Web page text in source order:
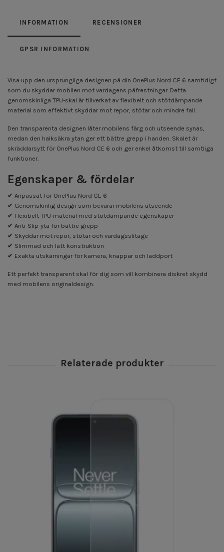
INFORMATION RECENSIONER
GPSR INFORMATION
Visa upp den ursprungliga designen på din OnePlus Nord CE 6 samtidigt
som du skyddar mobilen mot vardagens påfrestningar. Detta
genomskinliga TPU-skal är tillverkat av flexibelt och stötdämpande
material som effektivt skyddar mot repor, stötar och mindre fall.
Den transparenta designen låter mobilens färg och utseende synas,
medan den halksäkra ytan ger ett bättre grepp i handen. Skalet är
skräddarsytt för OnePlus Nord CE 6 och ger enkel åtkomst till samtliga
funktioner.
Egenskaper & fördelar
✔ Anpassat för OnePlus Nord CE 6
✔ Genomskinlig design som bevarar mobilens utseende
✔ Flexibelt TPU-material med stötdämpande egenskaper
✔ Anti-Slip-yta för bättre grepp
✔ Skyddar mot repor, stötar och vardagsslitage
✔ Slimmad och lätt konstruktion
✔ Exakta utskärningar för kamera, knappar och laddport
Ett perfekt transparent skal för dig som vill kombinera diskret skydd
med mobilens originaldesign.